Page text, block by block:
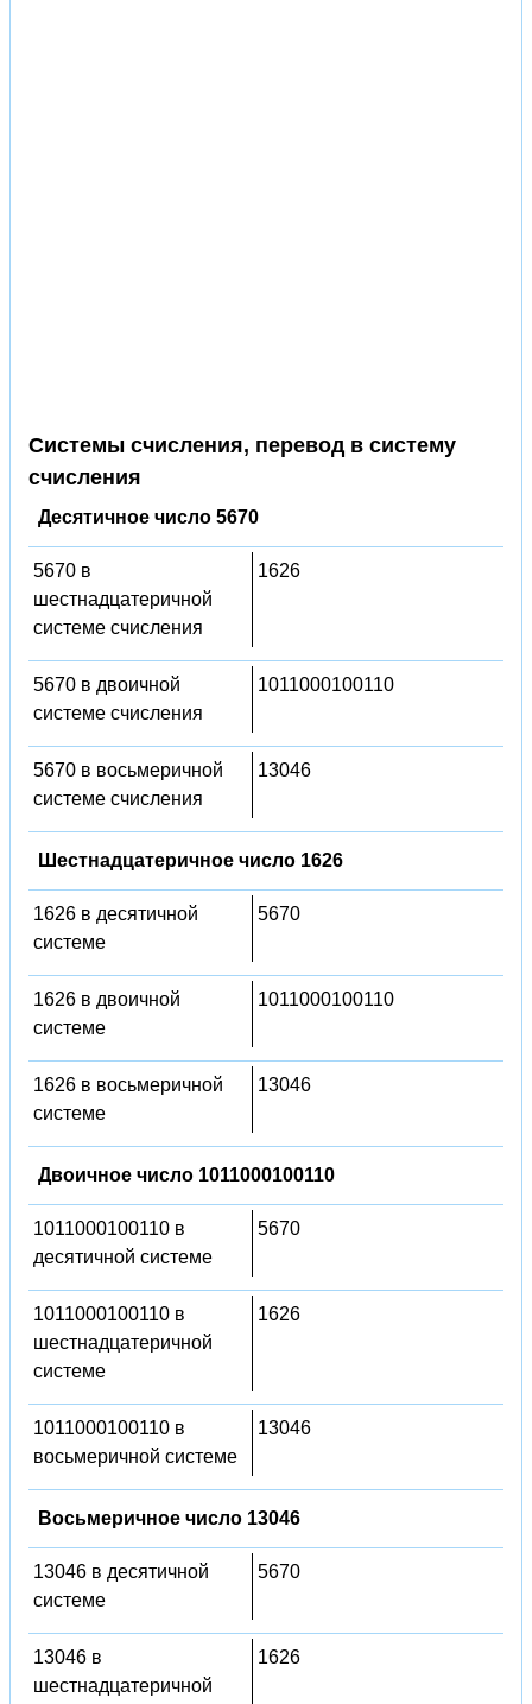
Системы счисления, перевод в систему
счисления
Десятичное число 5670
5670 в
шестнадцатеричной
системе счисления
1626
5670 в двоичной
системе счисления
1011000100110
5670 в восьмеричной
системе счисления
13046
Шестнадцатеричное число 1626
1626 в десятичной
системе
5670
1626 в двоичной
системе
1011000100110
1626 в восьмеричной
системе
13046
Двоичное число 1011000100110
1011000100110 в
десятичной системе
5670
1011000100110 в
шестнадцатеричной
системе
1626
1011000100110 в
восьмеричной системе
13046
Восьмеричное число 13046
13046 в десятичной
системе
5670
13046 в
шестнадцатеричной
1626